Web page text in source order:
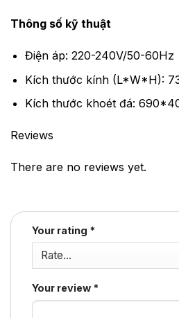
Thông số kỹ thuật
Điện áp: 220-240V/50-60Hz
Kích thước kính (L*W*H):
Kích thước khoét đá:
Reviews
There are no reviews yet.
Your rating *
Your review *